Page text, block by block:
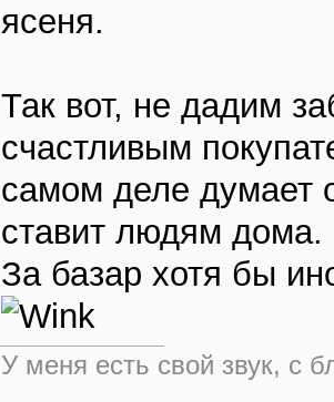
ясеня.
Так вот, не дадим
счастливым
самом деле думает
ставит людям дома.
За базар хотя бы
У меня есть свой звук, с